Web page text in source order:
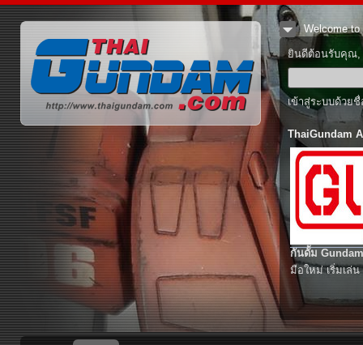
Welcome to
ยินดีต้อนรับคุณ,
เข้าสู่ระบบด้วย
ThaiGundam
กันดั้ม
มือใหม่ เริ่มเล่น